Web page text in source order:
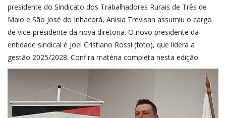
presidente do Sindicato dos Trabalhadores Rurais de Três de
Maio e São José do Inhacorá, Anisia Trevisan assumiu o cargo
de vice-presidente da nova diretoria. O novo presidente da
entidade sindical é Joel Cristiano Rossi (foto), que lidera a
gestão 2025/2028. Confira matéria completa nesta edição.